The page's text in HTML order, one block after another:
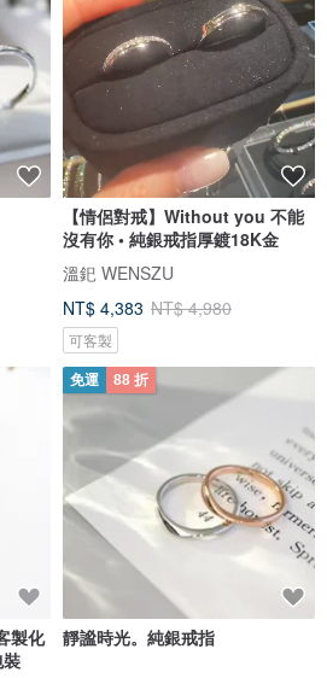
【情侶對戒】Without you 不能
沒有你 • 純銀戒指厚鍍18K金
溫釲 WENSZU
NT$ 4,383 NT$ 4,980
可客製
製化
免運 88 折
靜謐時光。純銀戒指